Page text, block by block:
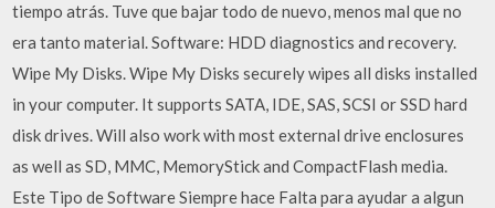
tiempo atrás. Tuve que bajar todo de nuevo, menos mal que no
era tanto material. Software: HDD diagnostics and recovery.
Wipe My Disks. Wipe My Disks securely wipes all disks installed
in your computer. It supports SATA, IDE, SAS, SCSI or SSD hard
disk drives. Will also work with most external drive enclosures
as well as SD, MMC, MemoryStick and CompactFlash media.
Este Tipo de Software Siempre hace Falta para ayudar a algun